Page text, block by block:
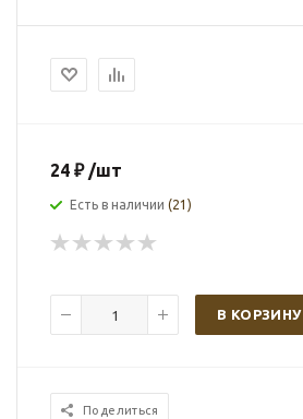
24 ₽ /шт
Есть в наличии (21)
В КОРЗИНУ
Поделиться